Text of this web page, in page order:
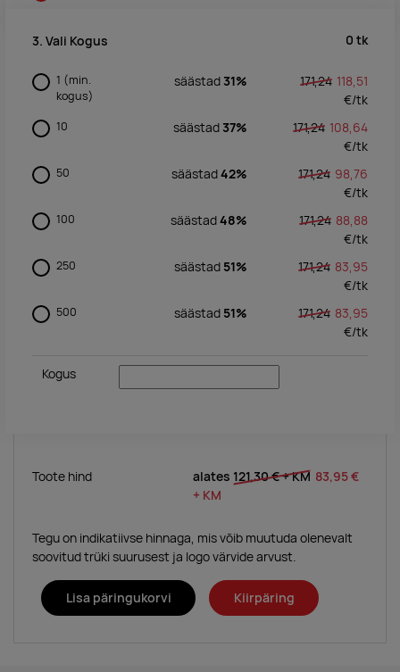
3. Vali Kogus 0 tk
1 (min.
kogus)
säästad 31% 171,24 118,51
€/tk
10 säästad 37% 171,24 108,64
€/tk
50 säästad42% 171,24 98,76
€/tk
100 säästad48% 171,24 88,88
€/tk
250 säästad 51% 171,24 83,95
€/tk
500 säästad 51% 171,24 83,95
€/tk
Kogus
Toote hind alates 121,30 €+ KM 83,95 €
+ KM
Tegu on indikatiivse hinnaga, mis võib muutuda olenevalt
soovitud trüki suurusest ja logo värvide arvust.
Lisa päringukorvi Kiirpäring